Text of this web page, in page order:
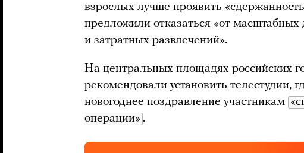
взрослых лучше проявить
предложили отказаться «от масштабных
и затратных развлечений».
На центральных площадях российских
рекомендовали установить телестудии,
новогоднее поздравление участникам
операции» .